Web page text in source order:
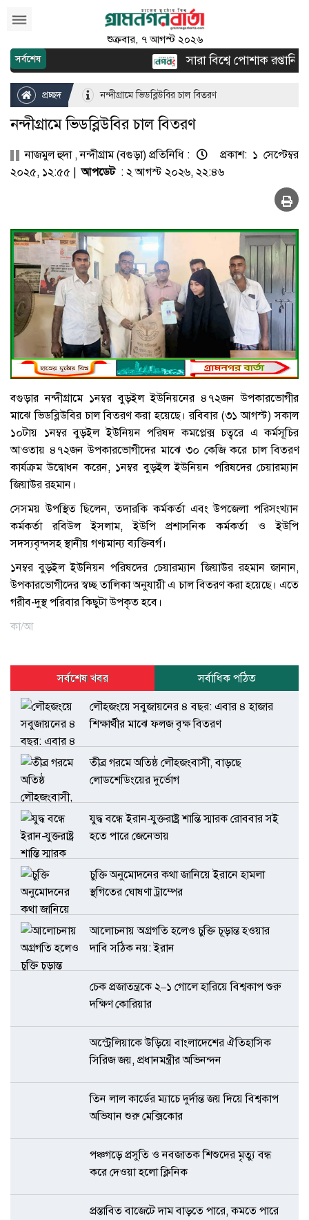
শুক্রবার, ৭ আগস্ট ২০২৬
সর্বশেষ সারা বিশ্বে পোশাক রপ্তানিতে
প্রচ্ছদ নন্দীগ্রামে ভিডব্লিউবির চাল বিতরণ
নন্দীগ্রামে ভিডব্লিউবির চাল বিতরণ
নাজমুল হুদা , নন্দীগ্রাম (বগুড়া) প্রতিনিধি :
প্রকাশ: ১ সেপ্টেম্বর
২০২৫, ১২:৫৫ |আপডেট: ২ আগস্ট ২০২৬, ২২:৪৬
বগুড়ার নন্দীগ্রামে ১নম্বর বুড়ইল ইউনিয়নের ৪৭২জন উপকারভোগীর
মাঝে ভিডব্লিউবির চাল বিতরণ করা হয়েছে। রবিবার (৩১ আগস্ট) সকাল
১০টায় ১নম্বর বুড়ইল ইউনিয়ন পরিষদ কমপ্লেক্স চত্বরে এ কর্মসূচির
আওতায় ৪৭২জন উপকারভোগীদের মাঝে ৩০ কেজি করে চাল বিতরণ
কার্যক্রম উদ্বোধন করেন, ১নম্বর বুড়ইল ইউনিয়ন পরিষদের চেয়ারম্যান
জিয়াউর রহমান।
সেসময় উপস্থিত ছিলেন, তদারকি কর্মকর্তা এবং উপজেলা পরিসংখ্যান
কর্মকর্তা রবিউল ইসলাম, ইউপি প্রশাসনিক কর্মকর্তা ও ইউপি
সদস্যবৃন্দসহ স্থানীয় গণ্যমান্য ব্যক্তিবর্গ।
১নম্বর বুড়ইল ইউনিয়ন পরিষদের চেয়ারম্যান জিয়াউর রহমান জানান,
উপকারভোগীদের স্বচ্ছ তালিকা অনুযায়ী এ চাল বিতরণ করা হয়েছে। এতে
গরীব-দুস্থ পরিবার কিছুটা উপকৃত হবে।
কা/আ
সর্বশেষ খবর
সর্বাধিক পঠিত
লৌহজংয়ে সবুজায়নের ৪ বছর: এবার ৪ হাজার
শিক্ষার্থীর মাঝে ফলজ বৃক্ষ বিতরণ
তীব্র গরমে অতিষ্ঠ লৌহজংবাসী, বাড়ছে
লোডশেডিংয়ের দুর্ভোগ
যুদ্ধ বন্ধে ইরান-যুক্তরাষ্ট্র শান্তি স্মারক রোববার সই
হতে পারে জেনেভায়
চুক্তি অনুমোদনের কথা জানিয়ে ইরানে হামলা
স্থগিতের ঘোষণা ট্রাম্পের
আলোচনায় অগ্রগতি হলেও চুক্তি চূড়ান্ত হওয়ার
দাবি সঠিক নয়: ইরান
চেক প্রজাতন্ত্রকে ২–১ গোলে হারিয়ে বিশ্বকাপ শুরু
দক্ষিণ কোরিয়ার
অস্ট্রেলিয়াকে উড়িয়ে বাংলাদেশের ঐতিহাসিক
সিরিজ জয়, প্রধানমন্ত্রীর অভিনন্দন
তিন লাল কার্ডের ম্যাচে দুর্দান্ত জয় দিয়ে বিশ্বকাপ
অভিযান শুরু মেক্সিকোর
পঞ্চগড়ে প্রসুতি ও নবজাতক শিশুদের মৃত্যু বন্ধ
করে দেওয়া হলো ক্লিনিক
প্রস্তাবিত বাজেটে দাম বাড়তে পারে, কমতে পারে